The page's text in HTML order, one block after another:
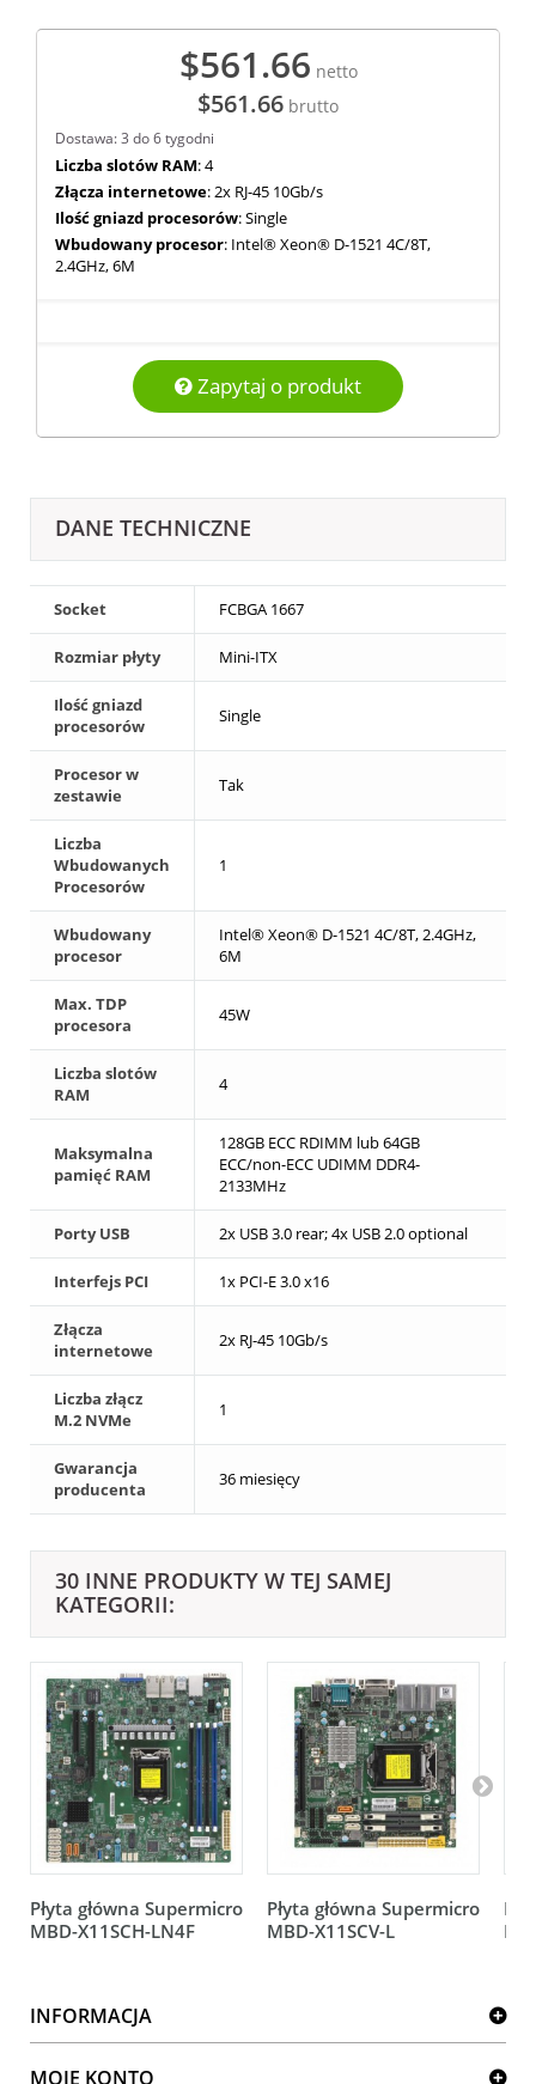
$561.66 netto
$561.66 brutto
Dostawa: 3 do 6 tygodni
Liczba slotów RAM: 4
Złącza internetowe: 2x RJ-45 10Gb/s
Ilość gniazd procesorów: Single
Wbudowany procesor: Intel® Xeon® D-1521 4C/8T,
2.4GHz, 6M
Zapytaj o produkt
DANE TECHNICZNE
Socket FCBGA 1667
Rozmiar płyty Mini-ITX
Ilość gniazd
procesorów
Single
Procesor w
zestawie
Tak
Liczba
Wbudowanych
Procesorów
1
Wbudowany
procesor
Intel® Xeon® D-1521 4C/8T, 2.4GHz,
6M
Max. TDP
procesora
45W
Liczba slotów
RAM
4
Maksymalna
pamięć RAM
128GB ECC RDIMM lub 64GB
ECC/non-ECC UDIMM DDR4-
2133MHz
Porty USB 2x USB 3.0 rear; 4x USB 2.0 optional
Interfejs PCI 1x PCI-E 3.0 x16
Złącza
internetowe
2x RJ-45 10Gb/s
Liczba złącz
M.2 NVMe
1
Gwarancja
producenta
36 miesięcy
30 INNE PRODUKTY W TEJ SAMEJ
KATEGORII:
Płyta główna Supermicro
MBD-X11SCH-LN4F
Płyta główna Supermicro
MBD-X11SCV-L
INFORMACJA
MOJE KONTO